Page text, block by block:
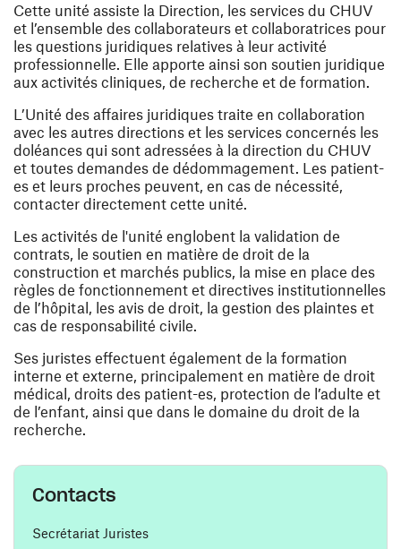
Cette unité assiste la Direction, les services du CHUV
et l’ensemble des collaborateurs et collaboratrices pour
les questions juridiques relatives à leur activité
professionnelle. Elle apporte ainsi son soutien juridique
aux activités cliniques, de recherche et de formation.
L’Unité des affaires juridiques traite en collaboration
avec les autres directions et les services concernés les
doléances qui sont adressées à la direction du CHUV
et toutes demandes de dédommagement. Les patient-
es et leurs proches peuvent, en cas de nécessité,
contacter directement cette unité.
Les activités de l'unité englobent la validation de
contrats, le soutien en matière de droit de la
construction et marchés publics, la mise en place des
règles de fonctionnement et directives institutionnelles
de l’hôpital, les avis de droit, la gestion des plaintes et
cas de responsabilité civile.
Ses juristes effectuent également de la formation
interne et externe, principalement en matière de droit
médical, droits des patient-es, protection de l’adulte et
de l’enfant, ainsi que dans le domaine du droit de la
recherche.
Contacts
Secrétariat Juristes